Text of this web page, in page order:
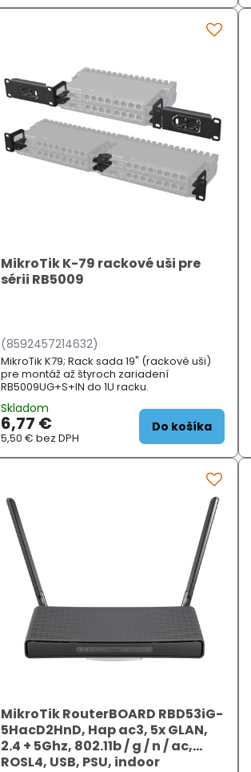
MikroTik K-79 rackové uši pre
sérii RB5009
(8592457214632)
MikroTik K79; Rack sada 19" (rackové uši)
pre montáž až štyroch zariadení
RB5009UG+S+IN do 1U racku.
Skladom
6,77 €
5,50 €bez DPH
Do košíka
MikroTik RouterBOARD RBD53iG-
5HacD2HnD, Hap ac3, 5x GLAN,
2.4 + 5Ghz, 802.11b / g / n / ac,
ROSL4, USB, PSU, indoor